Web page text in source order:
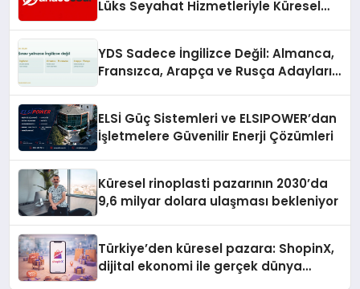
Lüks Seyahat Hizmetleriyle Küresel
YDS Sadece İngilizce Değil: Almanca,
Fransızca, Arapça ve Rusça Adayları
ELSİ Güç Sistemleri ve ELSIPOWER’dan
İşletmelere Güvenilir Enerji Çözümleri
Küresel rinoplasti pazarının 2030’da
9,6 milyar dolara ulaşması bekleniyor
Türkiye’den küresel pazara: ShopinX,
dijital ekonomi ile gerçek dünya